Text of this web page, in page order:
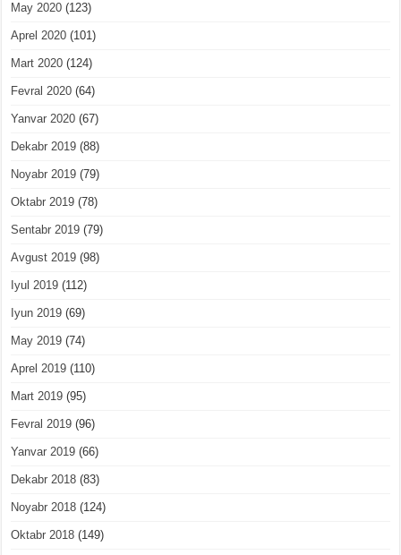
May 2020 (123)
Aprel 2020 (101)
Mart 2020 (124)
Fevral 2020 (64)
Yanvar 2020 (67)
Dekabr 2019 (88)
Noyabr 2019 (79)
Oktabr 2019 (78)
Sentabr 2019 (79)
Avgust 2019 (98)
Iyul 2019 (112)
Iyun 2019 (69)
May 2019 (74)
Aprel 2019 (110)
Mart 2019 (95)
Fevral 2019 (96)
Yanvar 2019 (66)
Dekabr 2018 (83)
Noyabr 2018 (124)
Oktabr 2018 (149)